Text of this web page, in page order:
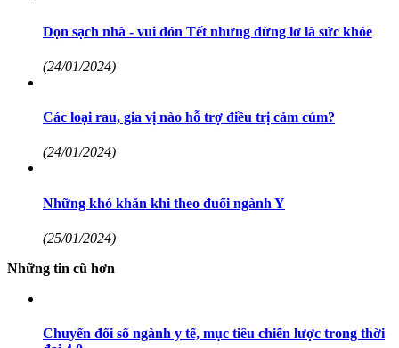
Dọn sạch nhà - vui đón Tết nhưng đừng lơ là sức khỏe
(24/01/2024)
Các loại rau, gia vị nào hỗ trợ điều trị cảm cúm?
(24/01/2024)
Những khó khăn khi theo đuổi ngành Y
(25/01/2024)
Những tin cũ hơn
Chuyển đổi số ngành y tế, mục tiêu chiến lược trong thời